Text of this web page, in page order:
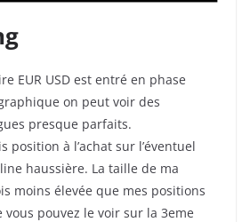
EUR USD est entré en phase
on peut voir des
presque parfaits.
position à l’achat sur l’éventuel
haussière. La taille de ma
moins élevée que mes positions
vous pouvez le voir sur la 3eme